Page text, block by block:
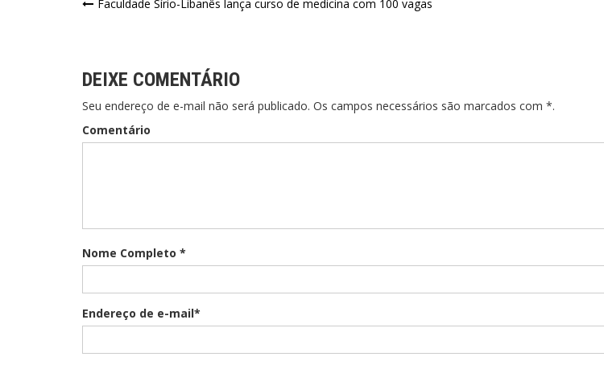
Faculdade Sírio-Libanês lança curso de medicina com 100 vagas
DEIXE COMENTÁRIO
Seu endereço de e-mail não será publicado. Os campos necessários são marcados com *.
Comentário
Nome Completo *
Endereço de e-mail*